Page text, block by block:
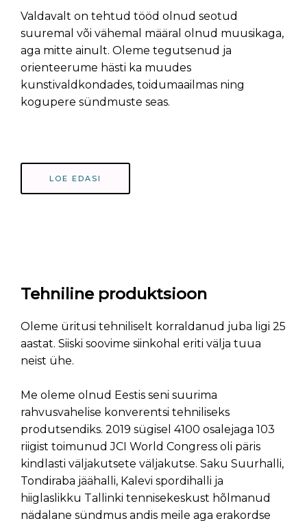
Valdavalt on tehtud tööd olnud seotud
suuremal või vähemal määral olnud muusikaga,
aga mitte ainult. Oleme tegutsenud ja
orienteerume hästi ka muudes
kunstivaldkondades, toidumaailmas ning
kogupere sündmuste seas.
LOE EDASI
Tehniline produktsioon
Oleme üritusi tehniliselt korraldanud juba ligi 25
aastat. Siiski soovime siinkohal eriti välja tuua
neist ühe.
Me oleme olnud Eestis seni suurima
rahvusvahelise konverentsi tehniliseks
produtsendiks. 2019 sügisel 4100 osalejaga 103
riigist toimunud JCI World Congress oli päris
kindlasti väljakutsete väljakutse. Saku Suurhalli,
Tondiraba jäähalli, Kalevi spordihalli ja
hiiglaslikku Tallinki tennisekeskust hõlmanud
nädalane sündmus andis meile aga erakordse